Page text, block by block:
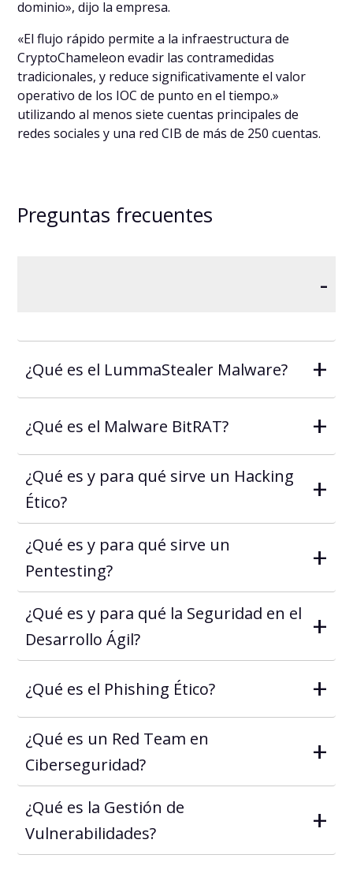
dominio», dijo la empresa.
«El flujo rápido permite a la infraestructura de
CryptoChameleon evadir las contramedidas
tradicionales, y reduce significativamente el valor
operativo de los IOC de punto en el tiempo.»
utilizando al menos siete cuentas principales de
redes sociales y una red CIB de más de 250 cuentas.
Preguntas frecuentes
-
¿Qué es el LummaStealer Malware? +
¿Qué es el Malware BitRAT? +
¿Qué es y para qué sirve un Hacking
Ético?
+
¿Qué es y para qué sirve un
Pentesting?
+
¿Qué es y para qué la Seguridad en el
Desarrollo Ágil?
+
¿Qué es el Phishing Ético? +
¿Qué es un Red Team en
Ciberseguridad?
+
¿Qué es la Gestión de
Vulnerabilidades?
+